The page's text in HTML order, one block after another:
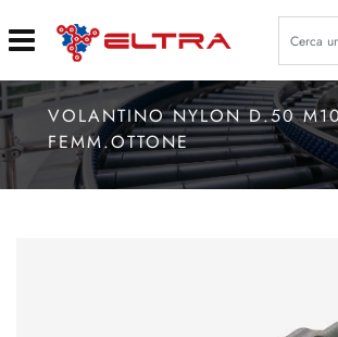
Open
VOLANTINO NYLON D.50
FEMM.OTTONE